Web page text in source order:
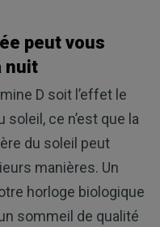
peut vous
nuit
D soit l’effet le
soleil, ce n’est que la
du soleil peut
manières. Un
horloge biologique
sommeil de qualité